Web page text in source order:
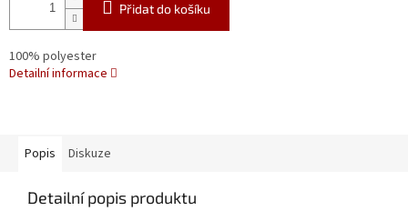
Přidat do košíku
100% polyester
Detailní informace
Popis Diskuze
Detailní popis produktu